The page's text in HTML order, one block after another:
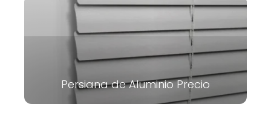
Persiana de Aluminio Precio